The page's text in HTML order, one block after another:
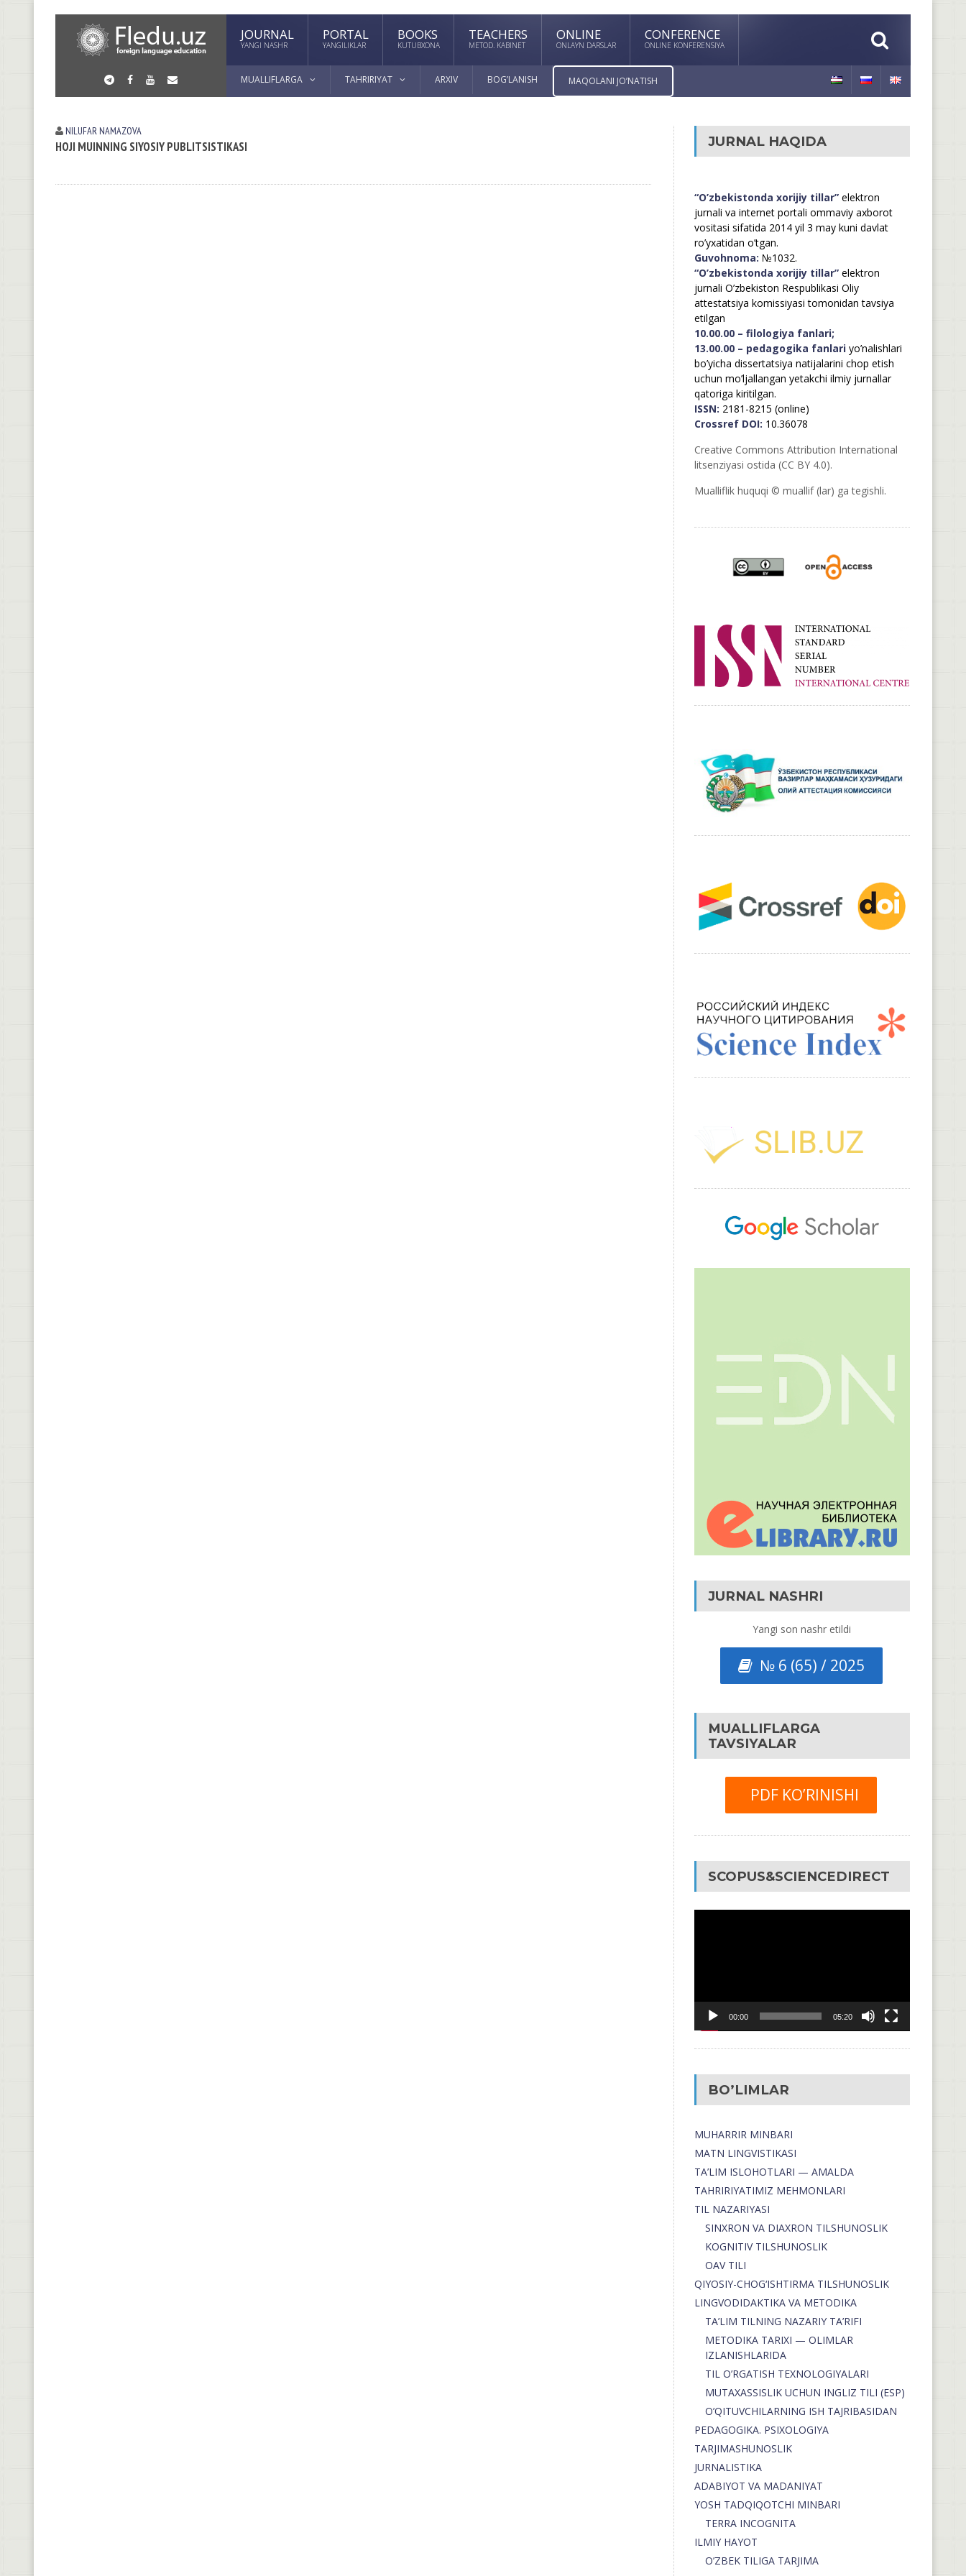
JOURNAL
YANGI NASHR
PORTAL
YANGILIKLAR
BOOKS
KUTUBXONA
TEACHERS
METOD. KABINET
ONLINE
ONLAYN DARSLAR
CONFERENCE
ONLINE KONFERENSIYA
MUALLIFLARGA TAHRIRIYAT ARXIV BOG’LANISH MAQOLANI JO’NATISH
NILUFAR NАMАZOVА
HOJI MUINNING SIYOSIY PUBLITSISTIKASI JURNAL HAQIDA
“O’zbekistonda xorijiy tillar”elektron
jurnali va internet portali ommaviy axborot
vositasi sifatida 2014 yil 3 may kuni davlat
ro’yxatidan o’tgan.
Guvohnoma: №1032.
“O’zbekistonda xorijiy tillar”elektron
jurnali O’zbekiston Respublikasi Oliy
attestatsiya komissiyasi tomonidan tavsiya
etilgan
10.00.00 – filologiya fanlari;
13.00.00 – pedagogika fanlariyo’nalishlari
bo’yicha dissertatsiya natijalarini chop etish
uchun mo’ljallangan yetakchi ilmiy jurnallar
qatoriga kiritilgan.
ISSN: 2181-8215 (online)
Crossref DOI: 10.36078
Creative Commons Attribution International
litsenziyasi ostida (CC BY 4.0).
Mualliflik huquqi © muallif (lar) ga tegishli.
JURNAL NASHRI
Yangi son nashr etildi
№ 6 (65) / 2025
MUALLIFLARGA
TAVSIYALAR
PDF KO’RINISHI
SCOPUS&SCIENCEDIRECT
00:00 05:20
BO’LIMLAR
MUHARRIR MINBARI
MATN LINGVISTIKASI
TA’LIM ISLOHOTLARI — AMALDA
TAHRIRIYATIMIZ MEHMONLARI
TIL NAZARIYASI
SINXRON VA DIAXRON TILSHUNOSLIK
KOGNITIV TILSHUNOSLIK
OAV TILI
QIYOSIY-CHOG‘ISHTIRMA TILSHUNOSLIK
LINGVODIDAKTIKA VA METODIKA
TA’LIM TILNING NAZARIY TA’RIFI
METODIKA TARIXI — OLIMLAR
IZLANISHLARIDA
TIL O’RGATISH TEXNOLOGIYALARI
MUTAXASSISLIK UCHUN INGLIZ TILI (ESP)
O’QITUVCHILARNING ISH TAJRIBASIDAN
PEDAGOGIKA. PSIXOLOGIYA
TARJIMASHUNOSLIK
JURNALISTIKA
ADABIYOT VA MADANIYAT
YOSH TADQIQOTCHI MINBARI
TERRA INCOGNITA
ILMIY HAYOT
O’ZBEK TILIGA TARJIMA